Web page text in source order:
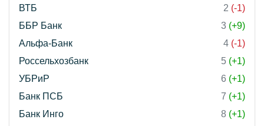
ВТБ
2 (-1)
ББР Банк
3 (+9)
Альфа-Банк
4 (-1)
Россельхозбанк
5 (+1)
УБРиР
6 (+1)
Банк ПСБ
7 (+1)
Банк Инго
8 (+1)